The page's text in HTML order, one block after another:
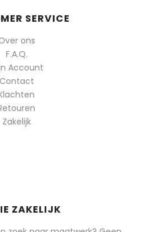
SERVICE
ons
F.A.Q.
Account
Contact
Zakelijk
ZAKELIJK